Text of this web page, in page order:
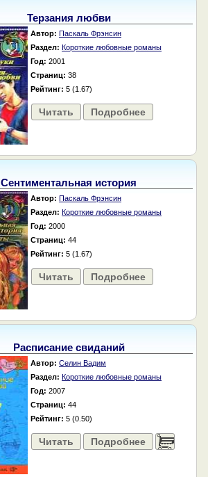
Терзания любви
Автор: Паскаль Фрэнсин
Раздел: Короткие любовные романы
Год: 2001
Страниц: 38
Рейтинг: 5 (1.67)
Читать Подробнее
Сентиментальная история
Автор: Паскаль Фрэнсин
Раздел: Короткие любовные романы
Год: 2000
Страниц: 44
Рейтинг: 5 (1.67)
Читать Подробнее
Расписание свиданий
Автор: Селин Вадим
Раздел: Короткие любовные романы
Год: 2007
Страниц: 44
Рейтинг: 5 (0.50)
Читать Подробнее ......